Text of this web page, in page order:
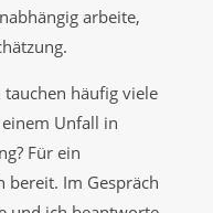
arbeite,
häufig viele
einem Unfall in
Für ein
bereit. Im Gespräch